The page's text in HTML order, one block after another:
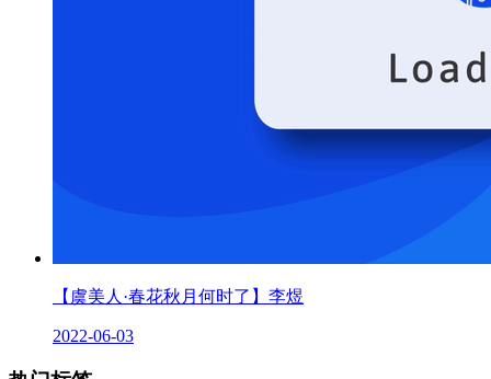
【虞美人·春花秋月何时了】李煜
2022-06-03